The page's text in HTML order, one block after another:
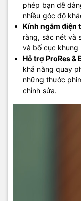
phép bạn dễ
nhiều góc độ
Kính ngắm điện
ràng, sắc nét và
và bố cục khung
Hỗ trợ ProRes &
khả năng quay
những thước
chỉnh sửa.